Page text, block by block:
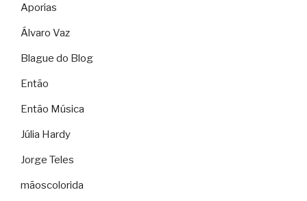
Aporias
Álvaro Vaz
Blague do Blog
Então
Então Música
Júlia Hardy
Jorge Teles
mãoscolorida